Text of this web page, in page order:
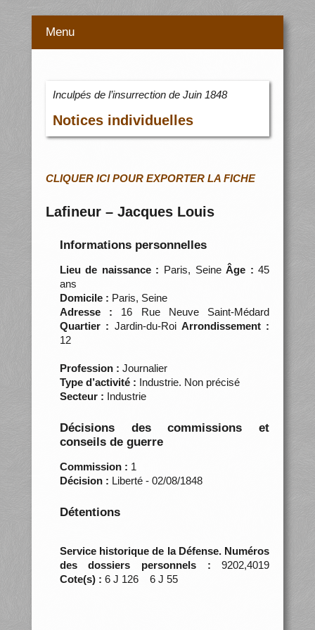
Menu
Inculpés de l’insurrection de Juin 1848
Notices individuelles
CLIQUER ICI POUR EXPORTER LA FICHE
Lafineur – Jacques Louis
Informations personnelles
Lieu de naissance : Paris, SeineÂge : 45
ans
Domicile : Paris, Seine
Adresse : 16 Rue Neuve Saint-Médard
Quartier : Jardin-du-Roi Arrondissement :
12
Profession : Journalier
Type d’activité : Industrie. Non précisé
Secteur : Industrie
Décisions des commissions et
conseils de guerre
Commission : 1
Décision : Liberté - 02/08/1848
Détentions
Service historique de la Défense. Numéros
des dossiers personnels :9202,4019
Cote(s) : 6 J 126 6 J 55